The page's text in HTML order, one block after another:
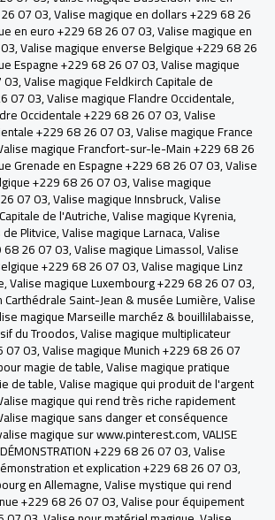
07 03,Valise magique en dollars +229 68 26
en euro +229 68 26 07 03,Valise magique en
,Valise magique enverse Belgique +229 68 26
Espagne +229 68 26 07 03,Valise magique
03,Valise magique Feldkirch Capitale de
07 03,Valise magique Flandre Occidentale,
Occidentale +229 68 26 07 03,Valise
+229 68 26 07 03,Valise magique France
magique Francfort-sur-le-Main +229 68 26
Grenade en Espagne +229 68 26 07 03,Valise
+229 68 26 07 03,Valise magique
07 03,Valise magique Innsbruck, Valise
de l'Autriche,Valise magique Kyrenia,
Plitvice,Valise magique Larnaca,Valise
68 26 07 03,Valise magique Limassol,Valise
+229 68 26 07 03,Valise magique Linz
,Valise magique Luxembourg +229 68 26 07 03,
Saint-Jean & musée Lumière,Valise
magique Marseille marchéz & bouillilabaisse,
du Troodos,Valise magique multiplicateur
07 03,Valise magique Munich +229 68 26 07
magie de table,Valise magique pratique
de table,Valise magique qui produit de l'argent
magique qui rend très riche rapidement
magique sans danger et conséquence
magique sur www.pinterest.com,VALISE
+229 68 26 07 03,Valise
et explication +229 68 26 07 03,
en Allemagne,Valise mystique qui rend
+229 68 26 07 03,Valise pour équipement